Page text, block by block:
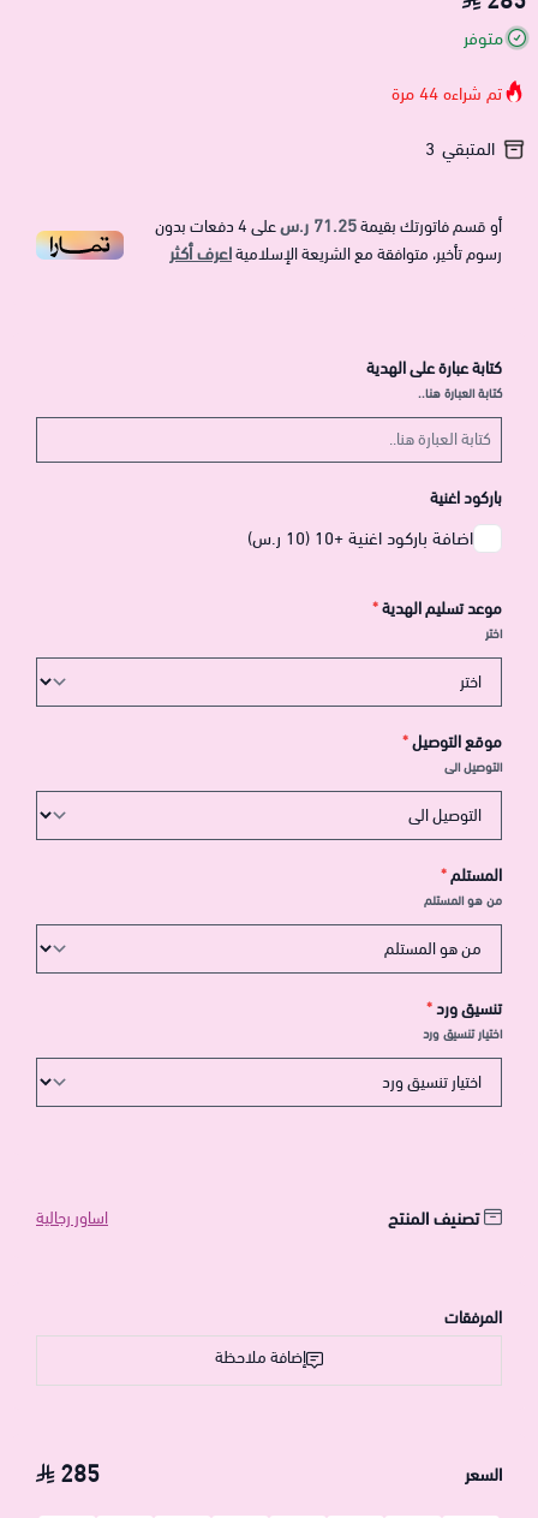
متوفر
تم شراءه44مرة
المتبقي 3
أو قسم فاتورتك بقيمة71.25 ر.س على4دفعات بدون
رسوم تأخير، متوافقة مع الشريعة الإسلاميةاعرف أكثر
كتابة عبارة على الهدية
كتابة العبارة هنا..
باركود اغنية
اضافة باركود اغنية +10 (10 ر.س)
موعد تسليم الهدية*
اختر
موقع التوصيل*
التوصيل الى
المستلم*
من هو المستلم
تنسيق ورد*
اختيار تنسيق ورد
تصنيف المنتج اساور رجالية
المرفقات
إضافة ملاحظة
السعر 285